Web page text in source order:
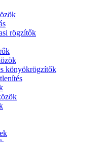
rögzítők
könyökrögzítők